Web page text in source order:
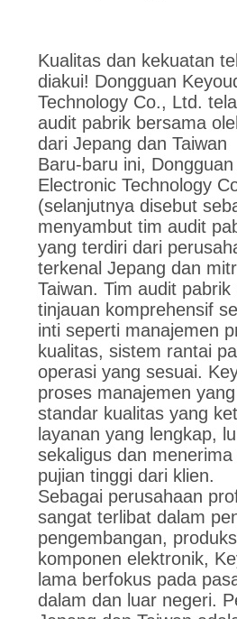
SITUS
RAHASIA
PRIBADI
Kualitas dan kekuatan
diakui! Dongguan
Technology Co., Ltd.
audit pabrik bersama
dari Jepang dan Taiwan
Baru-baru ini,
Electronic Technology
(selanjutnya disebut
menyambut tim audit
yang terdiri dari
terkenal Jepang dan
Taiwan. Tim audit pabrik
tinjauan komprehensif
inti seperti manajemen
kualitas, sistem rantai
operasi yang sesuai.
proses manajemen
standar kualitas yang
layanan yang lengkap,
sekaligus dan
pujian tinggi dari klien.
Sebagai perusahaan
sangat terlibat dalam
pengembangan,
komponen elektronik,
lama berfokus pada
dalam dan luar negeri.